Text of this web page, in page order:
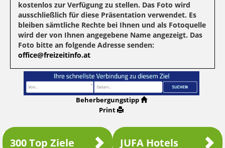
kostenlos zur Verfügung zu stellen. Das Foto wird
ausschließlich für diese Präsentation verwendet. Es
bleiben sämtliche Rechte bei Ihnen und als Fotoquelle
wird der von Ihnen angegebene Name angezeigt. Das
Foto bitte an folgende Adresse senden:
office@freizeitinfo.at
Beherbergungstipp
Print
300 Top Ziele JUFA Hotels